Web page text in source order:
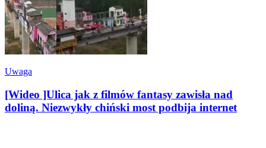
Uwaga
[Wideo ]Ulica jak z filmów fantasy zawisła nad
doliną. Niezwykły chiński most podbija internet